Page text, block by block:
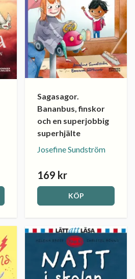
Sagasagor.
Bananbus, finskor
och en superjobbig
superhjälte
Josefine Sundström
169 kr
KÖP